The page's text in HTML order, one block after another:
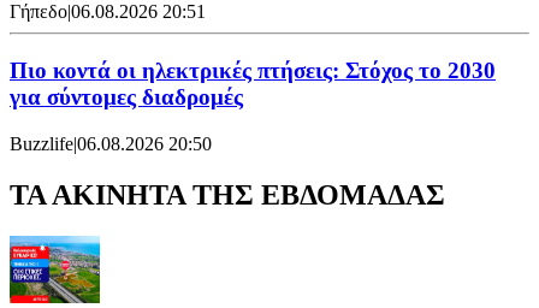
Γήπεδο|06.08.2026 20:51
Πιο κοντά οι ηλεκτρικές πτήσεις: Στόχος το 2030
για σύντομες διαδρομές
Buzzlife|06.08.2026 20:50
ΤΑ ΑΚΙΝΗΤΑ ΤΗΣ ΕΒΔΟΜΑΔΑΣ